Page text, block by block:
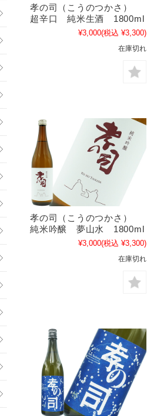
孝の司（こうのつかさ）
超辛口 純米生酒 1800ml
¥3,000(税込 ¥3,300)
在庫切れ
孝の司（こうのつかさ）
純米吟醸 夢山水 1800ml
¥3,000(税込 ¥3,300)
在庫切れ